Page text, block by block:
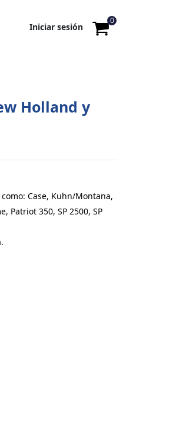
Iniciar sesión
0
Holland y
Case, Kuhn/Montana,
Patriot 350, SP 2500, SP